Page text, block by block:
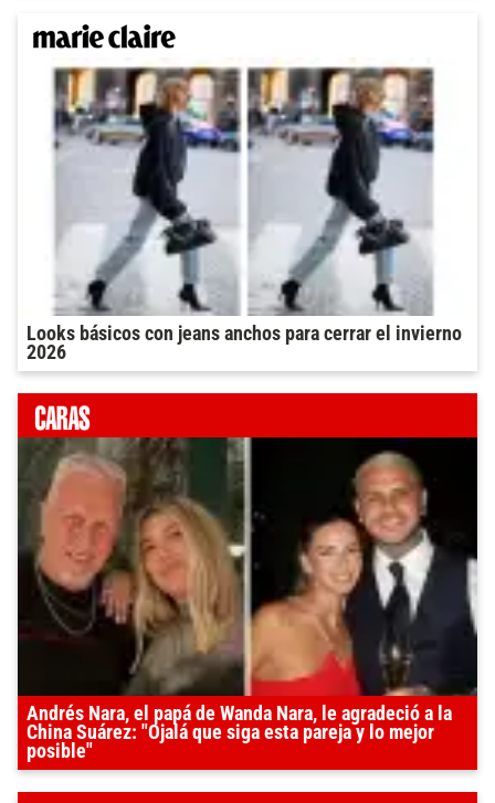
Looks básicos con jeans anchos para cerrar el invierno
2026
Andrés Nara, el papá de Wanda Nara, le agradeció a la
China Suárez: "Ojalá que siga esta pareja y lo mejor
posible"